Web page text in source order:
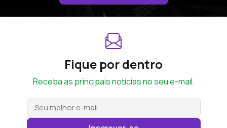
Fique por dentro
Receba as principais notícias no seu e-mail.